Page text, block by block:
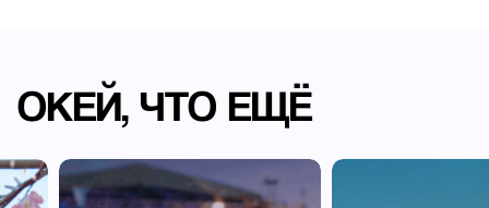
ОКЕЙ, ЧТО ЕЩЁ